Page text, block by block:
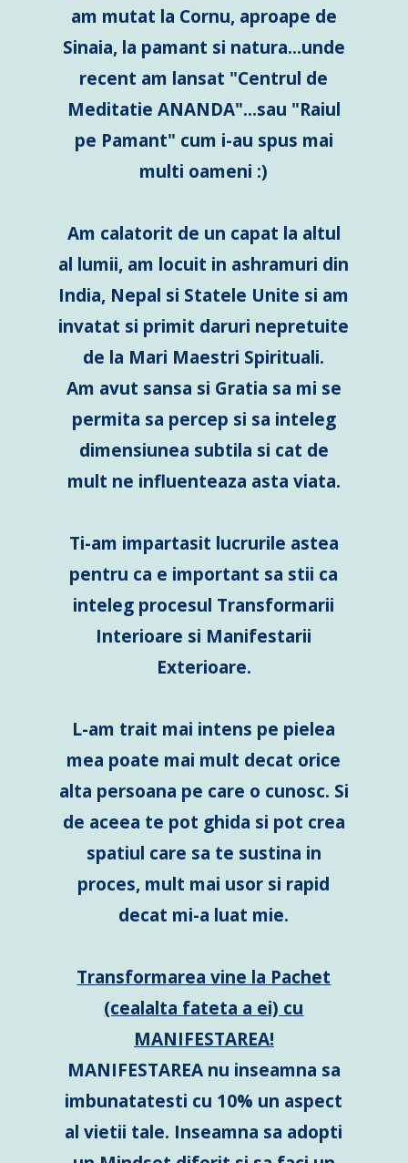
am mutat la Cornu, aproape de
Sinaia, la pamant si natura...unde
recent am lansat "Centrul de
Meditatie ANANDA"...sau "Raiul
pe Pamant" cum i-au spus mai
multi oameni :)
Am calatorit de un capat la altul
al lumii, am locuit in ashramuri din
India, Nepal si Statele Unite si am
invatat si primit daruri nepretuite
de la Mari Maestri Spirituali.
Am avut sansa si Gratia sa mi se
permita sa percep si sa inteleg
dimensiunea subtila si cat de
mult ne influenteaza asta viata.
Ti-am impartasit lucrurile astea
pentru ca e important sa stii ca
inteleg procesul Transformarii
Interioare si Manifestarii
Exterioare.
L-am trait mai intens pe pielea
mea poate mai mult decat orice
alta persoana pe care o cunosc. Si
de aceea te pot ghida si pot crea
spatiul care sa te sustina in
proces, mult mai usor si rapid
decat mi-a luat mie.
Transformarea vine la Pachet
(cealalta fateta a ei) cu
MANIFESTAREA!
MANIFESTAREA nu inseamna sa
imbunatatesti cu 10% un aspect
al vietii tale. Inseamna sa adopti